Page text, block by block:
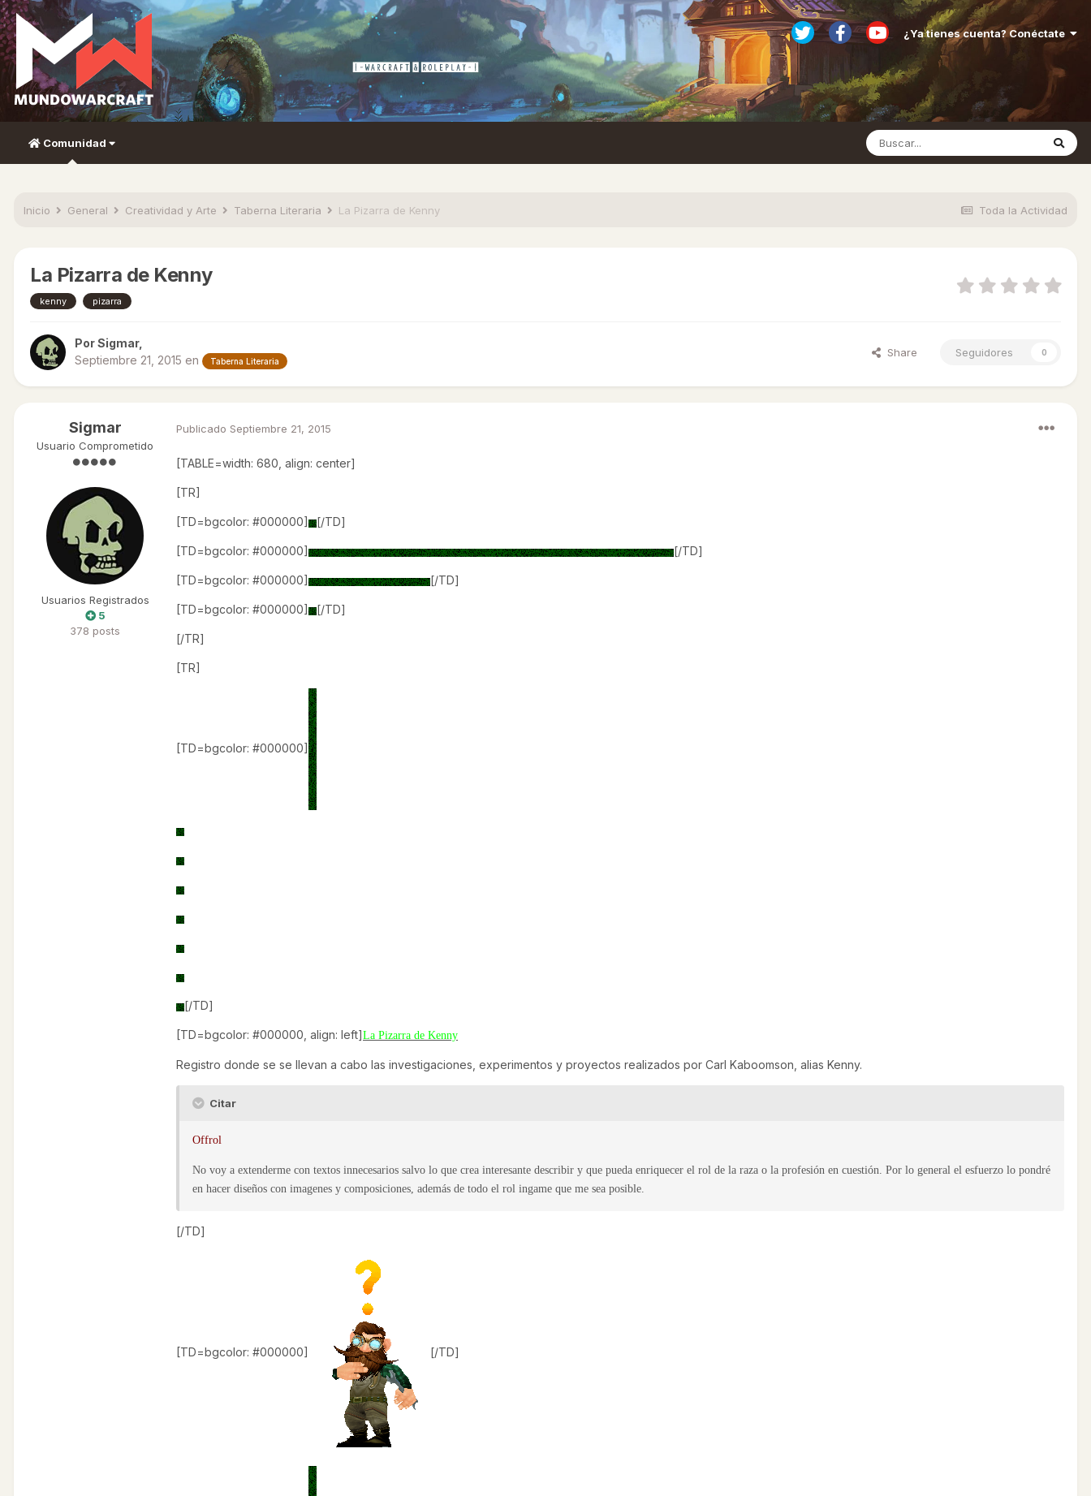
¿Ya tienes cuenta? Conéctate
Comunidad
Toda la Actividad
Inicio General Creatividad y Arte Taberna Literaria La Pizarra de Kenny
La Pizarra de Kenny
kenny pizarra
PorSigmar,
Septiembre 21, 2015 en Taberna Literaria
Share Seguidores 0
Sigmar
Usuario Comprometido
Usuarios Registrados
5
378 posts
Publicado Septiembre 21, 2015
[TABLE=width: 680, align: center]
[TR]
[TD=bgcolor: #000000] [/TD]
[TD=bgcolor: #000000] [/TD]
[TD=bgcolor: #000000] [/TD]
[TD=bgcolor: #000000] [/TD]
[/TR]
[TR]
[TD=bgcolor: #000000]
[/TD]
[TD=bgcolor: #000000, align: left]La Pizarra de Kenny
Registro donde se se llevan a cabo las investigaciones, experimentos y proyectos realizados por Carl Kaboomson, alias Kenny.
Citar
Offrol
No voy a extenderme con textos innecesarios salvo lo que crea interesante describir y que pueda enriquecer el rol de la raza o la profesión en cuestión. Por lo general el esfuerzo lo pondré
en hacer diseños con imagenes y composiciones, además de todo el rol ingame que me sea posible.
[/TD]
[TD=bgcolor: #000000] [/TD]